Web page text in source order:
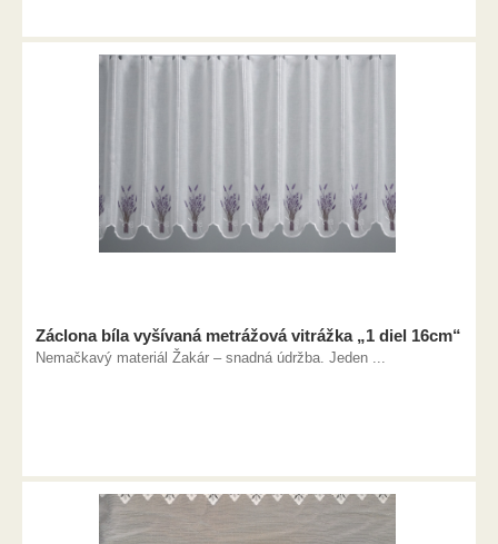
Záclona bíla vyšívaná metrážová vitrážka „1 diel 16cm“
Nemačkavý materiál Žakár – snadná údržba. Jeden ...